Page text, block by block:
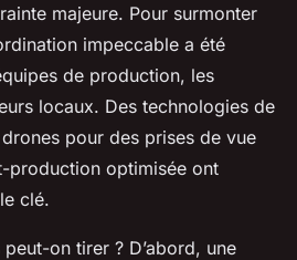
majeure. Pour surmonter
impeccable a été
de production, les
locaux. Des technologies de
pour des prises de vue
production optimisée ont
clé.
on tirer ? D’abord, une